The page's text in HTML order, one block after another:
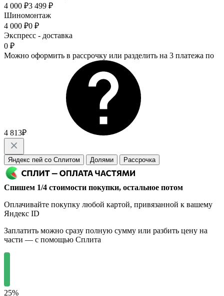
4 000 ₽3 499 ₽
Шиномонтаж
4 000 ₽0 ₽
Экспресс - доставка
0 ₽
Можно оформить в рассрочку или разделить на 3 платежа по
4 813₽
Яндекс пей со Сплитом Долями Рассрочка
Спишем 1/4 стоимости покупки, остальное потом
Оплачивайте покупку любой картой, привязанной к вашему
Яндекс ID
Заплатить можно сразу полную сумму или разбить цену на
части — с помощью Сплита
25%